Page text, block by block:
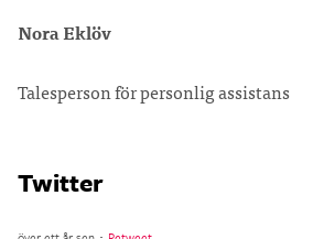
Nora Eklöv
Talesperson för personlig assistans
Twitter